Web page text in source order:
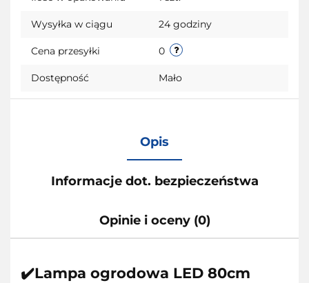
Wysyłka w ciągu 24 godziny
Cena przesyłki 0
Dostępność Mało
Opis
Informacje dot. bezpieczeństwa
Opinie i oceny (0)
✔️Lampa ogrodowa LED 80cm